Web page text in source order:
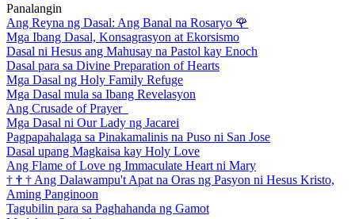
Panalangin
Ang Reyna ng Dasal: Ang Banal na Rosaryo 🌹
Mga Ibang Dasal, Konsagrasyon at Ekorsismo
Dasal ni Hesus ang Mahusay na Pastol kay Enoch
Dasal para sa Divine Preparation of Hearts
Mga Dasal ng Holy Family Refuge
Mga Dasal mula sa Ibang Revelasyon
Ang Crusade of Prayer
Mga Dasal ni Our Lady ng Jacarei
Pagpapahalaga sa Pinakamalinis na Puso ni San Jose
Dasal upang Magkaisa kay Holy Love
Ang Flame of Love ng Immaculate Heart ni Mary
† † † Ang Dalawampu't Apat na Oras ng Pasyon ni Hesus Kristo,
Aming Panginoon
Tagubilin para sa Paghahanda ng Gamot